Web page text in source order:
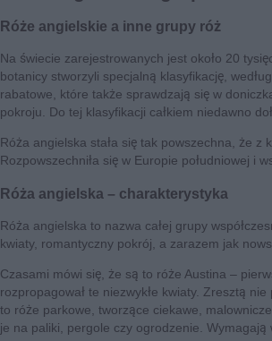
Róże angielskie a inne grupy róż
Na świecie zarejestrowanych jest około 20
botanicy stworzyli specjalną klasyfikację,
rabatowe, które także sprawdzają się w
pokroju. Do tej klasyfikacji całkiem niedawno
Róża angielska stała się tak powszechna, że
Rozpowszechniła się w Europie południowej i
Róża angielska – charakterystyka
Róża angielska to nazwa całej grupy
kwiaty, romantyczny pokrój, a zarazem jak
Czasami mówi się, że są to róże Austina –
rozpropagował te niezwykłe kwiaty. Zresztą
to róże parkowe, tworzące ciekawe,
je na paliki, pergole czy ogrodzenie. Wymagają